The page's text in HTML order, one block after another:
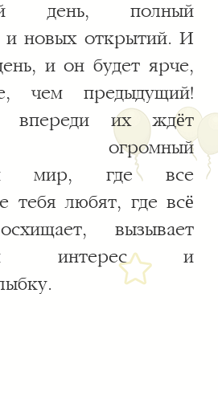
день, полный
и новых открытий. И
и он будет ярче,
чем предыдущий!
впереди их ждёт
огромный
мир, где все
тебя любят, где всё
вызывает
интерес и